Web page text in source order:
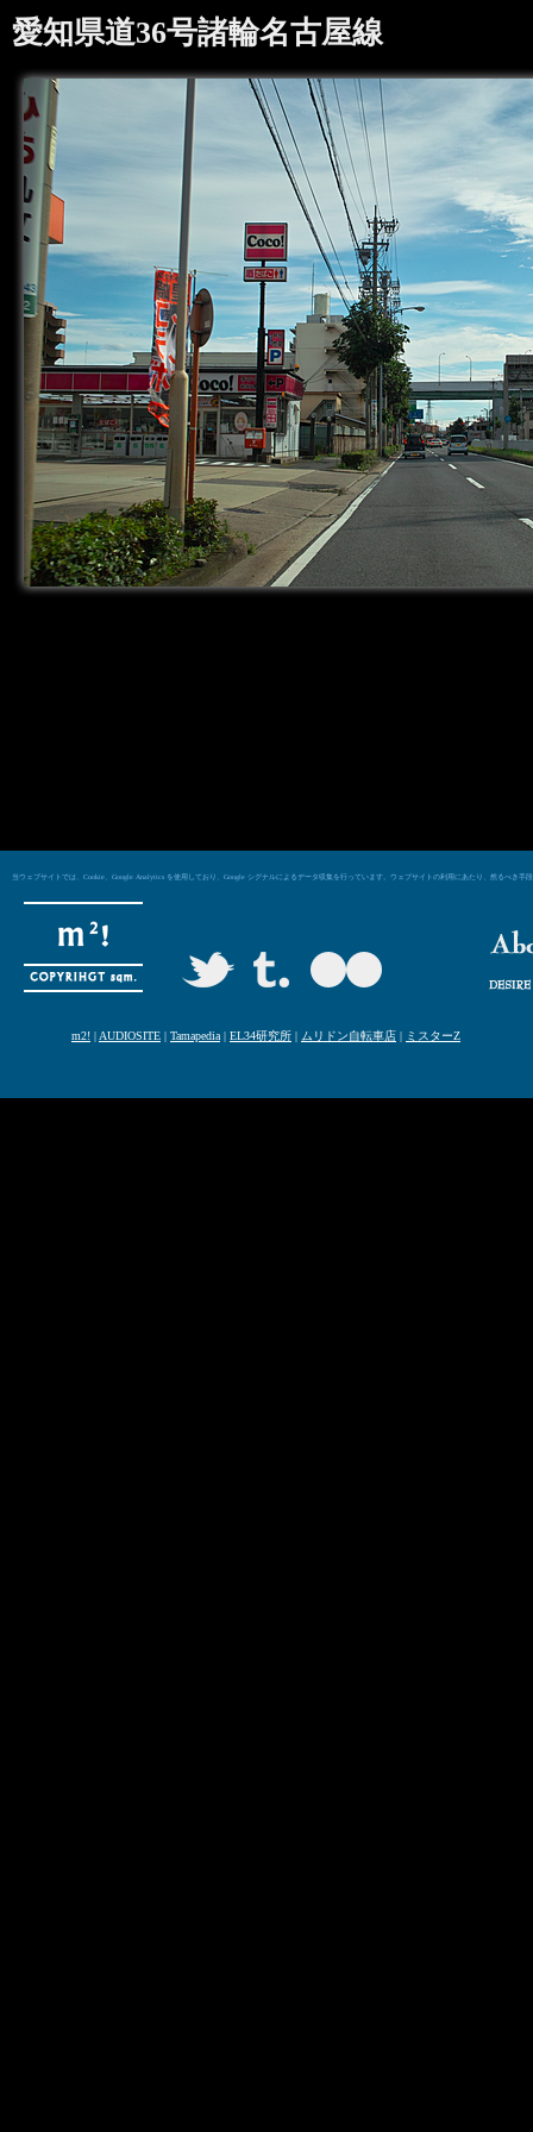
愛知県道36号諸輪名古屋線
当ウェブサイトでは、Cookie、Google Analytics を使用しており、Google シグナルによるデータ収集を行っています。ウェブサイトの利用にあたり、然るべき
m2! | AUDIOSITE | Tamapedia | EL34研究所 | ムリドン自転車店 | ミスターZ